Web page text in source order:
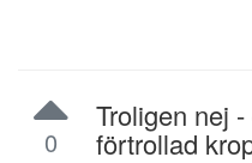
0
Troligen nej
förtrollad